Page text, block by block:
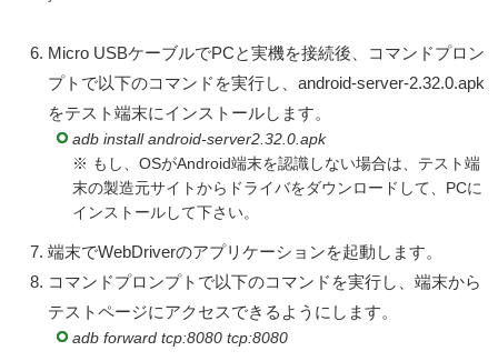
Micro USBケーブルでPCと実機を接続後、コマンドプロン
プトで以下のコマンドを実行し、android-server-2.32.0.apk
をテスト端末にインストールします。
adb install android-server2.32.0.apk
※ もし、OSがAndroid端末を認識しない場合は、テスト端
末の製造元サイトからドライバをダウンロードして、PCに
インストールして下さい。
端末でWebDriverのアプリケーションを起動します。
コマンドプロンプトで以下のコマンドを実行し、端末から
テストページにアクセスできるようにします。
adb forward tcp:8080 tcp:8080